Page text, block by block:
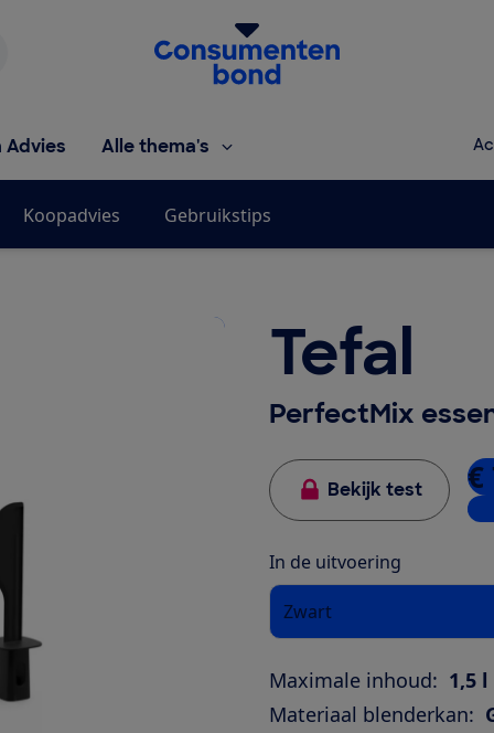
Homepage van de Consumentenbond
Advies Alle thema's
Koopadvies Gebruikstips
Tefal
PerfectMix
Bekijk test €
4
In de uitvoering
Zwart
Maximale inhoud: 1,5 l
Materiaal blenderkan: